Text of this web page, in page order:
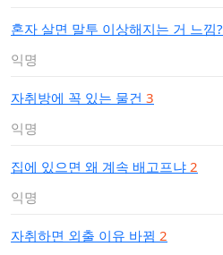
혼자 살면 말투 이상해지는 거 느낌?
익명
자취방에 꼭 있는 물건 3
익명
집에 있으면 왜 계속 배고프냐 2
익명
자취하면 외출 이유 바뀜 2